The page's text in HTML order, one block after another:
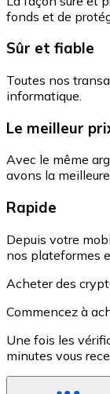
fonds et de
Sûr et fiable
Toutes nos
informatique.
Le meilleur
Avec le même
avons la
Rapide
Depuis votre
nos plateformes
Acheter des
Commencez à
Une fois les
minutes vous